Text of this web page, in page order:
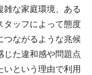
雑な家庭環境、ある
タッフによって態度
つながるような兆候
じた違和感や問題点
という理由で利用